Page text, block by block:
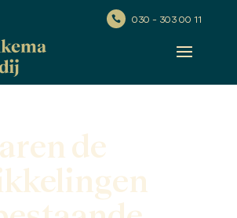
 030 - 303 00 11
de